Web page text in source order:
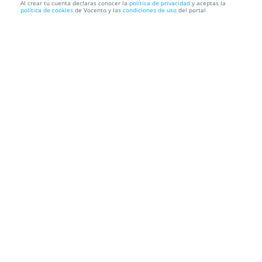
Tratamiento facial piel de porcelana
Al crear tu cuenta declaras conocer la política de privacidad y aceptas la
política de cookies de Vocento y las condiciones de uso del portal